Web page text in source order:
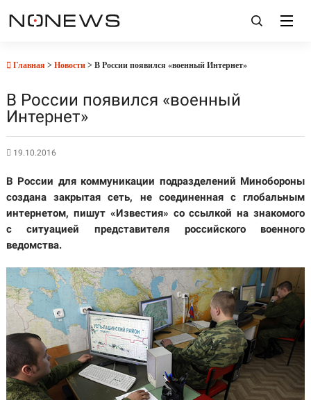
Главная > Новости> В России появился «военный Интернет»
В России появился «военный
Интернет»
19.10.2016
В России для коммуникации подразделений Минобороны
создана закрытая сеть, не соединенная с глобальным
интернетом, пишут «Известия» со ссылкой на знакомого
с ситуацией представителя российского военного
ведомства.